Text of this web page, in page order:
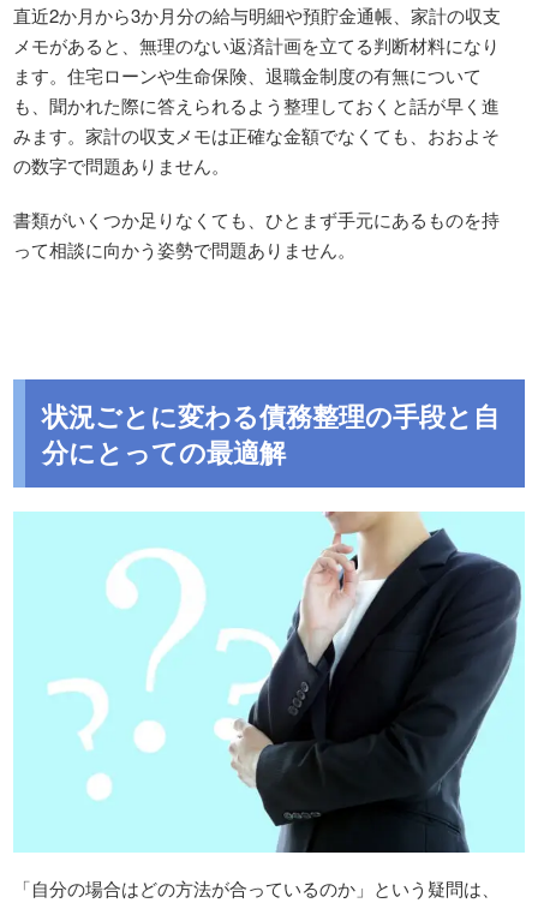
直近2か月から3か月分の給与明細や預貯金通帳、家計の収支
メモがあると、無理のない返済計画を立てる判断材料になり
ます。住宅ローンや生命保険、退職金制度の有無について
も、聞かれた際に答えられるよう整理しておくと話が早く進
みます。家計の収支メモは正確な金額でなくても、おおよそ
の数字で問題ありません。
書類がいくつか足りなくても、ひとまず手元にあるものを持
って相談に向かう姿勢で問題ありません。
状況ごとに変わる債務整理の手段と自
分にとっての最適解
「自分の場合はどの方法が合っているのか」という疑問は、